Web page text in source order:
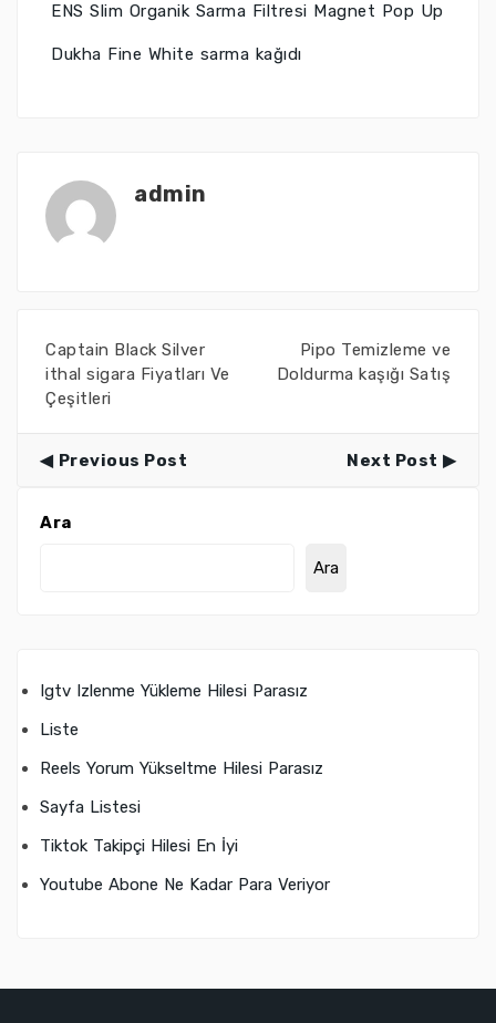
ENS Slim Organik Sarma Filtresi Magnet Pop Up
Dukha Fine White sarma kağıdı
admin
Captain Black Silver
ithal sigara Fiyatları Ve
Çeşitleri
Pipo Temizleme ve
Doldurma kaşığı Satış
Previous Post Next Post
Ara
Ara
Igtv Izlenme Yükleme Hilesi Parasız
Liste
Reels Yorum Yükseltme Hilesi Parasız
Sayfa Listesi
Tiktok Takipçi Hilesi En İyi
Youtube Abone Ne Kadar Para Veriyor